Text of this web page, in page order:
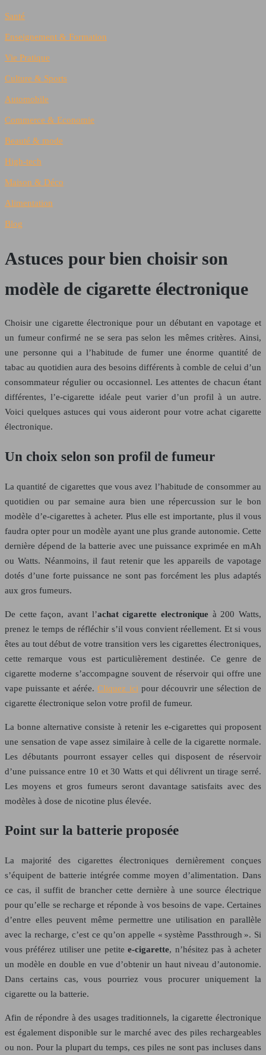
Santé
Enseignement & Formation
Vie Pratique
Culture & Sports
Automobile
Commerce & Economie
Beauté & mode
High-tech
Maison & Déco
Alimentation
Blog
Astuces pour bien choisir son
modèle de cigarette électronique
Choisir une cigarette électronique pour un débutant en vapotage et
un fumeur confirmé ne se sera pas selon les mêmes critères. Ainsi,
une personne qui a l’habitude de fumer une énorme quantité de
tabac au quotidien aura des besoins différents à comble de celui d’un
consommateur régulier ou occasionnel. Les attentes de chacun étant
différentes, l’e-cigarette idéale peut varier d’un profil à un autre.
Voici quelques astuces qui vous aideront pour votre achat cigarette
électronique.
Un choix selon son profil de fumeur
La quantité de cigarettes que vous avez l’habitude de consommer au
quotidien ou par semaine aura bien une répercussion sur le bon
modèle d’e-cigarettes à acheter. Plus elle est importante, plus il vous
faudra opter pour un modèle ayant une plus grande autonomie. Cette
dernière dépend de la batterie avec une puissance exprimée en mAh
ou Watts. Néanmoins, il faut retenir que les appareils de vapotage
dotés d’une forte puissance ne sont pas forcément les plus adaptés
aux gros fumeurs.
De cette façon, avant l’achat cigarette electronique à 200 Watts,
prenez le temps de réfléchir s’il vous convient réellement. Et si vous
êtes au tout début de votre transition vers les cigarettes électroniques,
cette remarque vous est particulièrement destinée. Ce genre de
cigarette moderne s’accompagne souvent de réservoir qui offre une
vape puissante et aérée.Cliquez ici pour découvrir une sélection de
cigarette électronique selon votre profil de fumeur.
La bonne alternative consiste à retenir les e-cigarettes qui proposent
une sensation de vape assez similaire à celle de la cigarette normale.
Les débutants pourront essayer celles qui disposent de réservoir
d’une puissance entre 10 et 30 Watts et qui délivrent un tirage serré.
Les moyens et gros fumeurs seront davantage satisfaits avec des
modèles à dose de nicotine plus élevée.
Point sur la batterie proposée
La majorité des cigarettes électroniques dernièrement conçues
s’équipent de batterie intégrée comme moyen d’alimentation. Dans
ce cas, il suffit de brancher cette dernière à une source électrique
pour qu’elle se recharge et réponde à vos besoins de vape. Certaines
d’entre elles peuvent même permettre une utilisation en parallèle
avec la recharge, c’est ce qu’on appelle « système Passthrough ». Si
vous préférez utiliser une petitee-cigarette, n’hésitez pas à acheter
un modèle en double en vue d’obtenir un haut niveau d’autonomie.
Dans certains cas, vous pourriez vous procurer uniquement la
cigarette ou la batterie.
Afin de répondre à des usages traditionnels, la cigarette électronique
est également disponible sur le marché avec des piles rechargeables
ou non. Pour la plupart du temps, ces piles ne sont pas incluses dans